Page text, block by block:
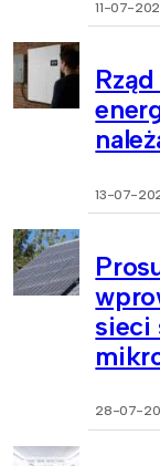
11-07-
13-07-
sieci
28-07-